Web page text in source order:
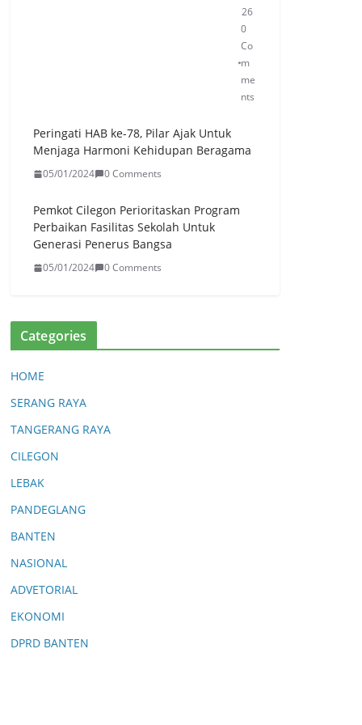
an
g
Dis
tri
bu
sik
2.0
unt
Ke
26
0
Co
m
me
nts
Peringati HAB ke-78, Pilar Ajak Untuk
Menjaga Harmoni Kehidupan Beragama
05/01/2024 0 Comments
Pemkot Cilegon Perioritaskan Program
Perbaikan Fasilitas Sekolah Untuk
Generasi Penerus Bangsa
05/01/2024 0 Comments
Categories
HOME
SERANG RAYA
TANGERANG RAYA
CILEGON
LEBAK
PANDEGLANG
BANTEN
NASIONAL
ADVETORIAL
EKONOMI
DPRD BANTEN